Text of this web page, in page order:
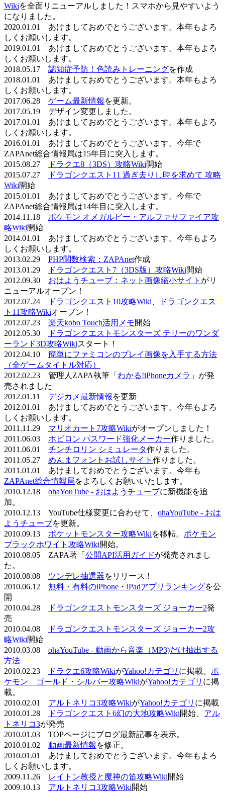
Wikiを全面リニューアルしました！スマホから見やすいよう
になりました。
2020.01.01 あけましておめでとうございます。本年もよろ
しくお願いします。
2019.01.01 あけましておめでとうございます。本年もよろ
しくお願いします。
2018.05.17 認知症予防！色読みトレーニングを作成
2018.01.01 あけましておめでとうございます。本年もよろ
しくお願いします。
2017.06.28 ゲーム最新情報 を更新。
2017.05.19 デザイン変更しました。
2017.01.01 あけましておめでとうございます。本年もよろ
しくお願いします。
2016.01.01 あけましておめでとうございます。今年で
ZAPAnet総合情報局は15年目に突入します。
2015.08.27
ドラクエ8（3DS）攻略Wiki開始
2015.07.27
ドラゴンクエスト11 過ぎ去りし時を求めて 攻略
Wiki開始
2015.01.01 あけましておめでとうございます。今年で
ZAPAnet総合情報局は14年目に突入します。
2014.11.18 ポケモン オメガルビー・アルファサファイア攻
略Wiki開始
2014.01.01 あけましておめでとうございます。今年もよろ
しくお願いします。
2013.02.29 PHP関数検索：ZAPAnet作成
2013.01.29
ドラゴンクエスト7（3DS版）攻略Wiki開始
2012.09.30 おはようチューブ：ネット画像縮小サイト がリ
ニューアルオープン！
2012.07.24
ドラゴンクエスト10攻略Wiki
ドラゴンクエス
ト11攻略Wikiオープン！
2012.07.23 楽天kobo Touch活用メモ開始
2012.05.30
ドラゴンクエストモンスターズ テリーのワンダ
ーランド3D攻略Wikiスタート！
2012.04.10 簡単にファミコンのプレイ画像を入手する方法
（全ゲームタイトル対応）
2012.02.23 管理人ZAPA執筆「 わかる!iPhoneカメラ 」が発
売されました
2012.01.11 デジカメ最新情報 を更新
2012.01.01 あけましておめでとうございます。今年もよろ
しくお願いします。
2011.11.29 マリオカート7攻略Wikiがオープンしました！
2011.06.03 ホビロン パスワード強化メーカー作りました。
2011.06.01 チンチロリン シミュレータ作りました。
2011.05.27 めんまフォントお試しサイト 作りました。
2011.01.01 あけましておめでとうございます。今年も
ZAPAnet総合情報局をよろしくお願いいたします。
2010.12.18 ohaYouTube - おはようチューブに新機能を追
加。
2010.12.13 YouTube仕様変更に合わせて、 ohaYouTube - おは
ようチューブを更新。
2010.09.13 ポケットモンスター攻略Wikiを移転。 ポケモン
ブラックホワイト攻略Wiki開始。
2010.08.05 ZAPA著「 公開API活用ガイドが発売されまし
た。
2010.08.08 ツンデレ抽選器をリリース！
2010.06.12 無料・有料のiPhone・iPadアプリランキングを公
開
2010.04.28
ドラゴンクエストモンスターズ ジョーカー2発
売
2010.04.08
ドラゴンクエストモンスターズ ジョーカー2攻
略Wiki開始
2010.03.08 ohaYouTube - 動画から音楽（MP3)だけ抽出する
方法
2010.02.23
ドラクエ6攻略WikiがYahoo!カテゴリ に掲載。 ポ
ケモン ゴールド・シルバー攻略WikiがYahoo!カテゴリ に掲
載。
2010.02.01 アルトネリコ3攻略WikiがYahoo!カテゴリ に掲載
2010.01.28
ドラゴンクエスト6幻の大地攻略Wiki開始、 アル
トネリコ3が発売
2010.01.03 TOPページにブログ最新記事を表示。
2010.01.02 動画最新情報 を修正。
2010.01.01 あけましておめでとうございます。今年もよろ
しくお願いします。
2009.11.26
レイトン教授と魔神の笛攻略Wiki開始
2009.10.13 アルトネリコ3攻略Wiki開始